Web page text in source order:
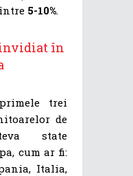
5-10%.
invidiat în
trei
de
state
cum ar fi:
Italia,